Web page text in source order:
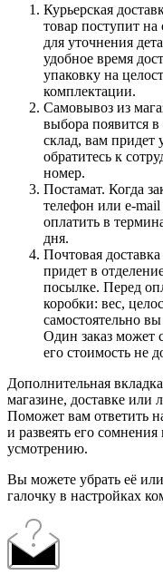
Курьерская
товар поступит на
для уточнения
удобное время
упаковку на
комплектации.
Самовывоз из
выбора появится в
склад, вам придет
обратитесь к
номер.
Постамат. Когда
телефон или e-
оплатить в
дня.
Почтовая
придет в
посылке. Перед
коробки: вес,
самостоятельно
Один заказ может
его стоимость не
Дополнительная
магазине, доставке или
Поможет вам ответить
и развеять его
усмотрению.
Вы можете убрать её
галочку в настройках